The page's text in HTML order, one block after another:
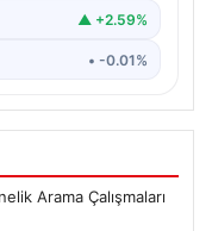
▲ +2.59%
• -0.01%
Arama Çalışmaları